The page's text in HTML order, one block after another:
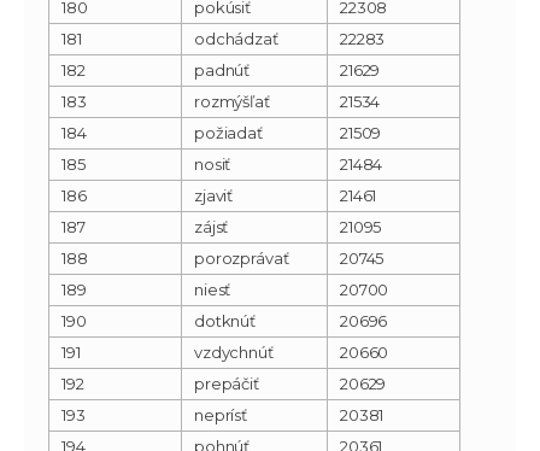
180
pokúsiť
22308
181
odchádzať
22283
182
padnúť
21629
183
rozmýšľať
21534
184
požiadať
21509
185
nosiť
21484
186
zjaviť
21461
187
zájsť
21095
188
porozprávať
20745
189
niesť
20700
190
dotknúť
20696
191
vzdychnúť
20660
192
prepáčiť
20629
193
neprísť
20381
194
pohnúť 20361